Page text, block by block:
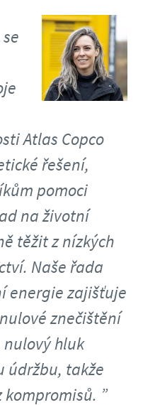
Atlas Copco
řešení,
pomoci
na životní
těžit z nízkých
Naše řada
energie zajišťuje
znečištění
nulový hluk
údržbu, takže